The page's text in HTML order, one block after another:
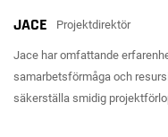
JACE Projektdirektör
Jace har omfattande
samarbetsförmåga och
säkerställa smidig